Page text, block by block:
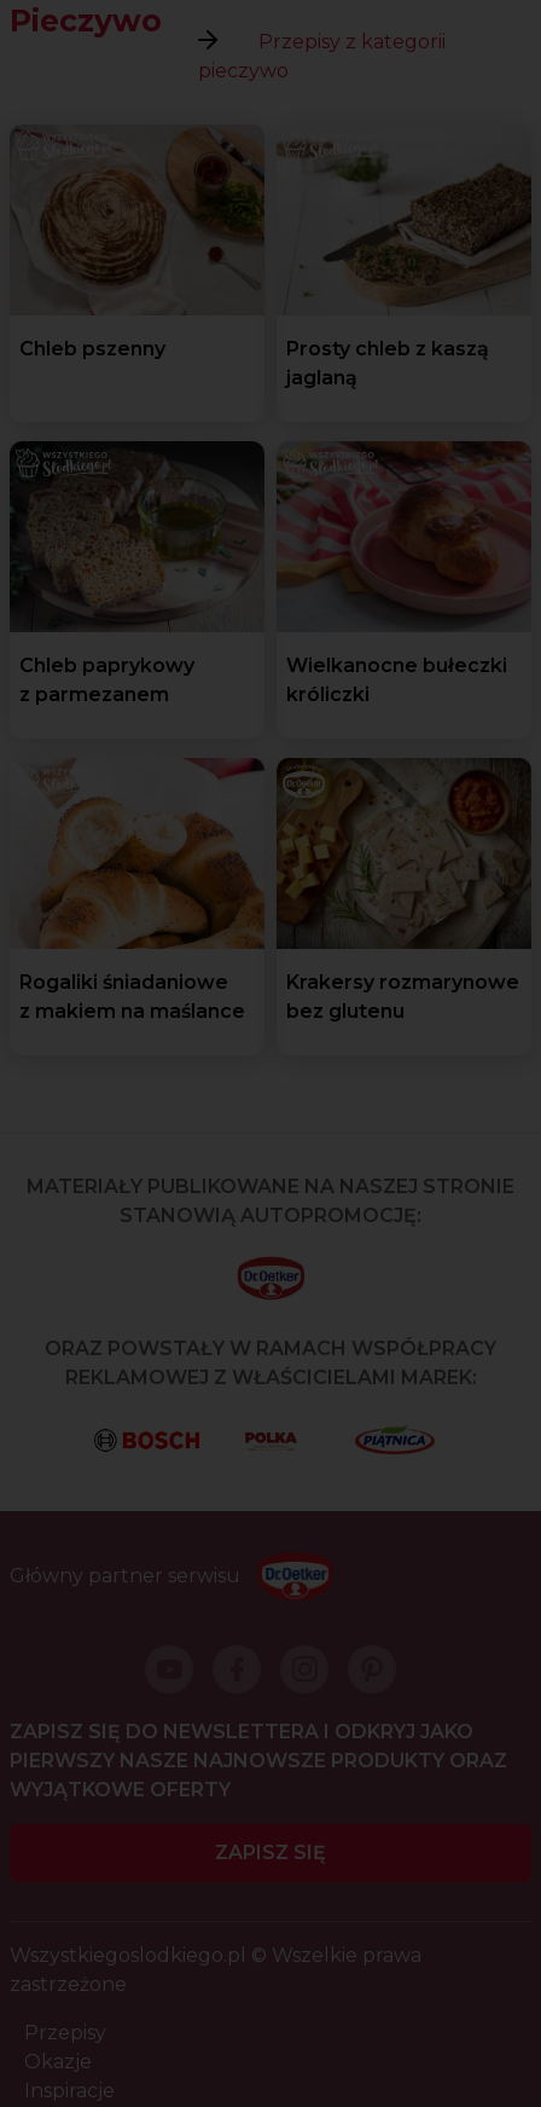
Pieczywo
Przepisy z kategorii
pieczywo
Chleb pszenny
Prosty chleb z kaszą
jaglaną
Chleb paprykowy
z parmezanem
Wielkanocne bułeczki
króliczki
Rogaliki śniadaniowe
z makiem na maślance
Krakersy rozmarynowe
bez glutenu
MATERIAŁY PUBLIKOWANE NA NASZEJ STRONIE
STANOWIĄ AUTOPROMOCJĘ:
ORAZ POWSTAŁY W RAMACH WSPÓŁPRACY
REKLAMOWEJ Z WŁAŚCICIELAMI MAREK:
Główny partner serwisu
ZAPISZ SIĘ DO NEWSLETTERA I ODKRYJ JAKO
PIERWSZY NASZE NAJNOWSZE PRODUKTY ORAZ
WYJĄTKOWE OFERTY
ZAPISZ SIĘ
Wszystkiegoslodkiego.pl © Wszelkie prawa
zastrzeżone
Przepisy
Okazje
Inspiracje